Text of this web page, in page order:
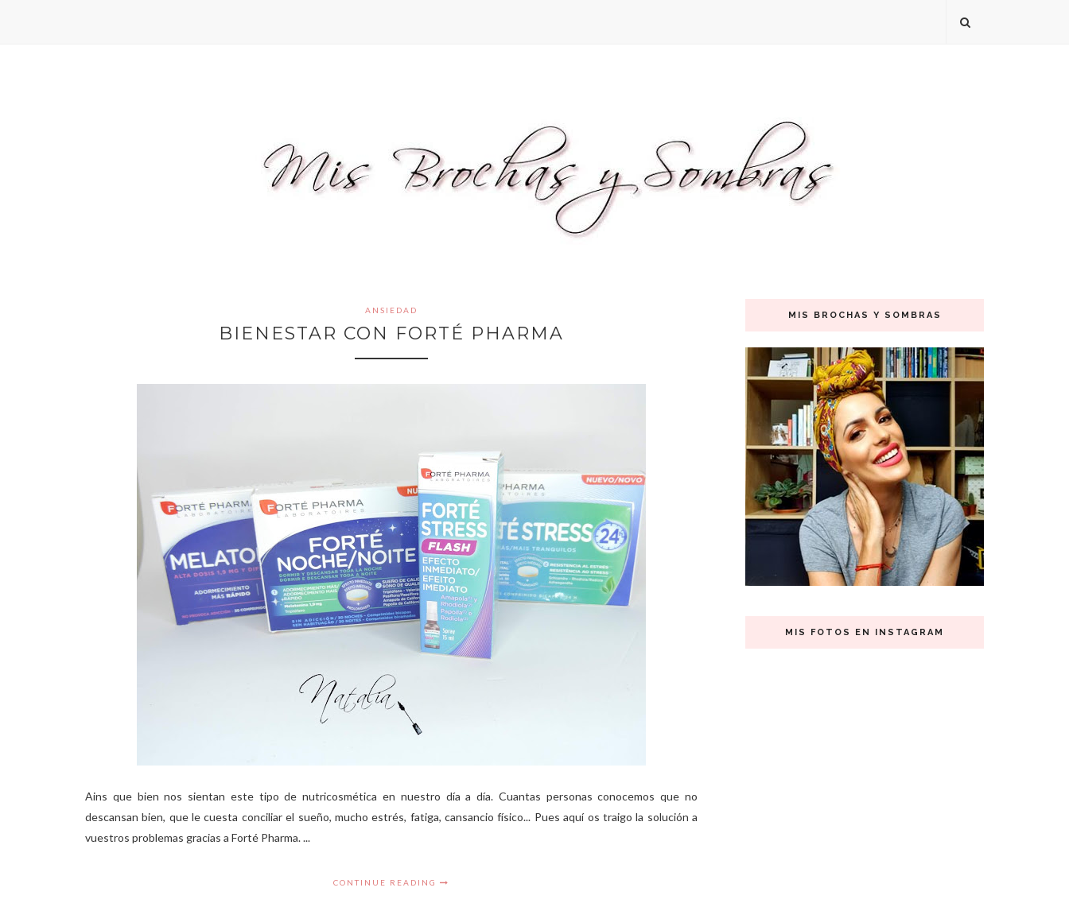
ANSIEDAD
BIENESTAR CON FORTÉ PHARMA
Ains que bien nos sientan este tipo de nutricosmética en nuestro día a día. Cuantas personas conocemos que no
descansan bien, que le cuesta conciliar el sueño, mucho estrés, fatiga, cansancio físico... Pues aquí os traigo la solución a
vuestros problemas gracias a Forté Pharma. ...
CONTINUE READING
MIS BROCHAS Y SOMBRAS
MIS FOTOS EN INSTAGRAM